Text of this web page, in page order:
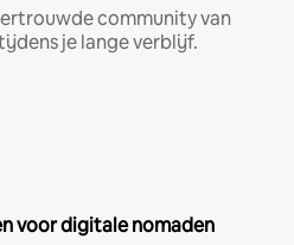
community van
je lange verblijf.
voor digitale nomaden